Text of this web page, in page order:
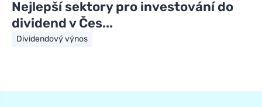
Nejlepší sektory pro investování do
dividend v Čes...
Dividendový výnos